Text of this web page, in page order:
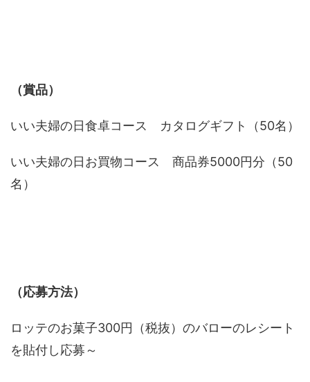
（賞品）
いい夫婦の日食卓コース カタログギフト（50名）
いい夫婦の日お買物コース 商品券5000円分（50
名）
（応募方法）
ロッテのお菓子300円（税抜）のバローのレシート
を貼付し応募～